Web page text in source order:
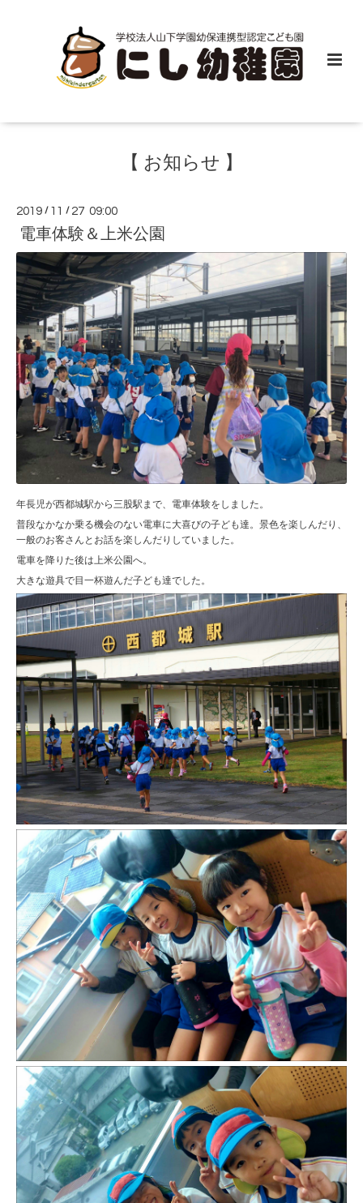
【 お知らせ 】
2019 / 11 / 27 09:00
電車体験＆上米公園
年長児が西都城駅から三股駅まで、電車体験をしました。
普段なかなか乗る機会のない電車に大喜びの子ども達。景色を楽しんだり、
一般のお客さんとお話を楽しんだりしていました。
電車を降りた後は上米公園へ。
大きな遊具で目一杯遊んだ子ども達でした。